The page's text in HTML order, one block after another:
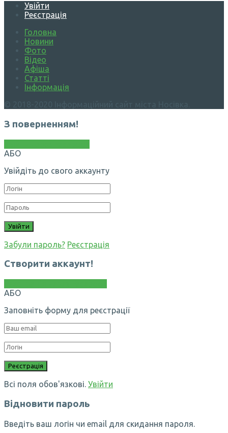
Увійти
Реєстрація
Головна
Новини
Фото
Відео
Афіша
Статті
Інформація
З поверненням!
АБО
Увійдіть до свого аккаунту
Забули пароль? Реєстрація
Створити аккаунт!
АБО
Заповніть форму для реєстрації
Всі поля обов'язкові. Увійти
Відновити пароль
Введіть ваш логін чи email для скидання пароля.